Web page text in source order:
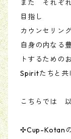
また それぞ
目指し
カウンセリン
自身の内なる
トするための
Spiritたちと共
こちらでは
✣Cup-Kotan